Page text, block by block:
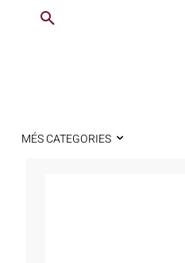
MÉS CATEGORIES